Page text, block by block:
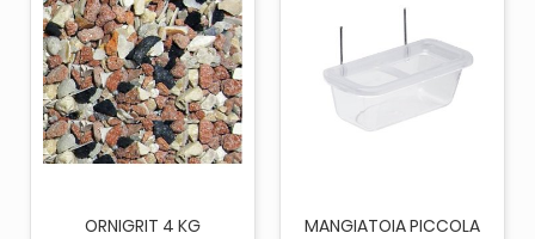
ORNIGRIT 4 KG
MANGIATOIA PICCOLA